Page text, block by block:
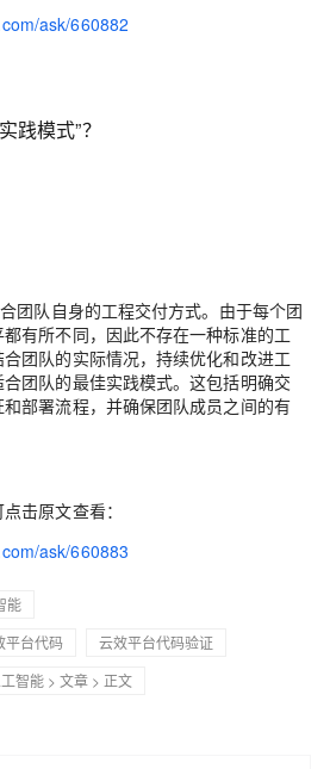
ask/660882
践模式”？
团队自身的工程交付方式。由于每个团
有所不同，因此不存在一种标准的工
团队的实际情况，持续优化和改进工
团队的最佳实践模式。这包括明确交
部署流程，并确保团队成员之间的有
击原文查看：
ask/660883
能
平台代码
云效平台代码验证
智能 > 文章 > 正文